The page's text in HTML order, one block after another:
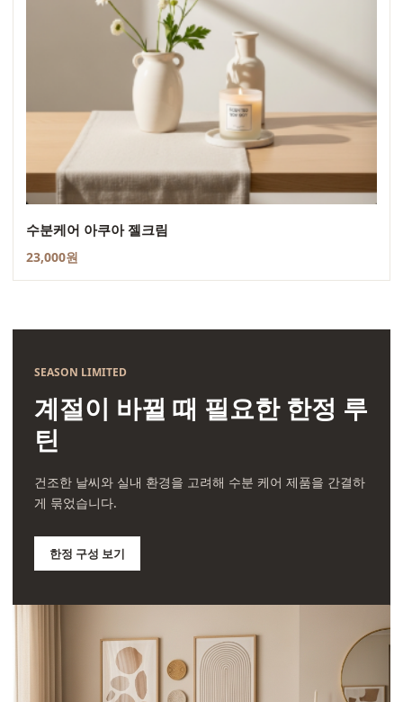
수분케어 아쿠아 젤크림
23,000원
SEASON LIMITED
계절이 바뀔 때 필요한 한정 루
틴
건조한 날씨와 실내 환경을 고려해 수분 케어 제품을 간결하
게 묶었습니다.
한정 구성 보기